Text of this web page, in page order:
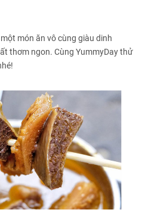
món ăn vô cùng giàu dinh
thơm ngon. Cùng YummyDay thử